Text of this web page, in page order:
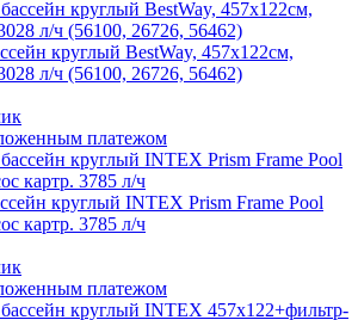
круглый BestWay, 457х122см,
л/ч (56100, 26726, 56462)
платежом
круглый INTEX Prism Frame Pool
картр. 3785 л/ч
платежом